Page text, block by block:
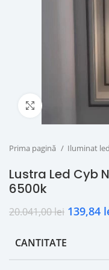
Click to enlarge
Prima pagină Iluminat led
Lustra Led Cyb
6500k
20.041,00lei 139,84
CANTITATE